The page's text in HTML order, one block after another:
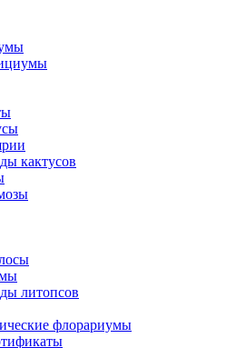
кактусов
литопсов
флорариумы